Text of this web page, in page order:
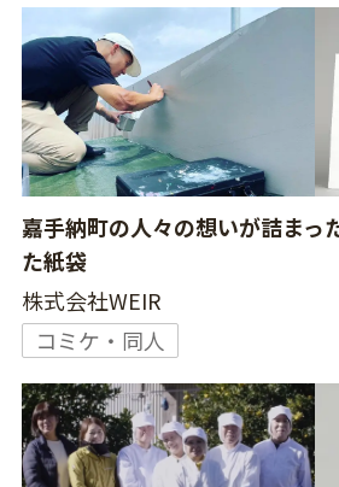
嘉手納町の人々の想いが詰まっ
た紙袋
株式会社WEIR
コミケ・同人